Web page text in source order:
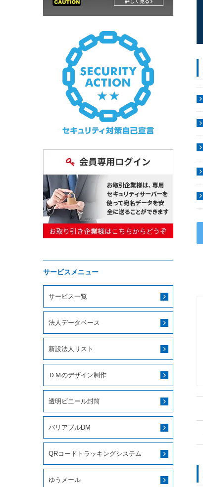
サービスメニュー
サービス一覧
法人データベース
新設法人リスト
ＤＭのデザイン制作
透明ビニール封筒
バリアブルDM
QRコードトラッキングシステム
ゆうメール